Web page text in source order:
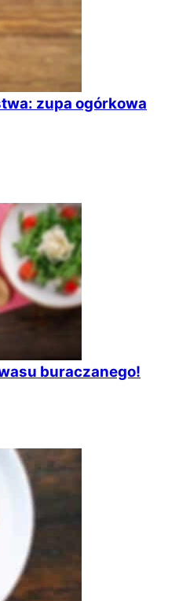
zupa ogórkowa
buraczanego!